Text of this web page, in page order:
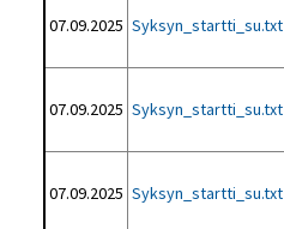
07.09.2025 Syksyn_startti_su.txt
07.09.2025 Syksyn_startti_su.txt
07.09.2025 Syksyn_startti_su.txt